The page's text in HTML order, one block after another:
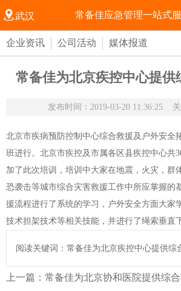
常备佳应急管理一站式
武汉
企业资讯 公司活动 媒体报道
常备佳为北京疾控中心提供
发布时间：2019-03-20 11:36:25
北京市疾病预防控制中心综合救援及户外安全
班进行。北京市疾控及市属各区县疾控中心共
加了此次培训，培训中大家在地震，火灾，群
恐袭击等城市综合灾害救援工作中所应掌握的
援流程进行了系统的学习，户外安全方面大家
技术担架技术等相关技能，并进行了绳索垂直
阅读关键词：常备佳为北京疾控中心提供综
上一篇： 常备佳为北京协和医院提供综